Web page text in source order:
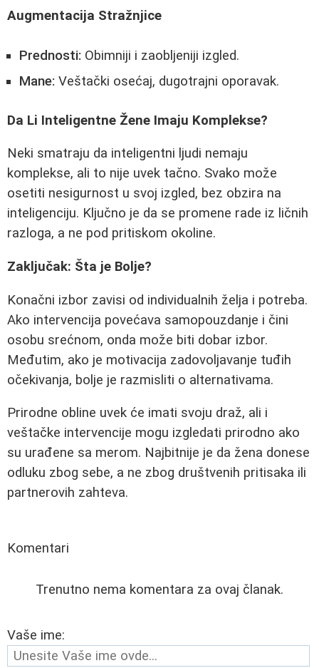
Augmentacija Stražnjice
Prednosti: Obimniji i zaobljeniji izgled.
Mane: Veštački osećaj, dugotrajni oporavak.
Da Li Inteligentne Žene Imaju Komplekse?
Neki smatraju da inteligentni ljudi nemaju
komplekse, ali to nije uvek tačno. Svako može
osetiti nesigurnost u svoj izgled, bez obzira na
inteligenciju. Ključno je da se promene rade iz ličnih
razloga, a ne pod pritiskom okoline.
Zaključak: Šta je Bolje?
Konačni izbor zavisi od individualnih želja i potreba.
Ako intervencija povećava samopouzdanje i čini
osobu srećnom, onda može biti dobar izbor.
Međutim, ako je motivacija zadovoljavanje tuđih
očekivanja, bolje je razmisliti o alternativama.
Prirodne obline uvek će imati svoju draž, ali i
veštačke intervencije mogu izgledati prirodno ako
su urađene sa merom. Najbitnije je da žena donese
odluku zbog sebe, a ne zbog društvenih pritisaka ili
partnerovih zahteva.
Komentari
Trenutno nema komentara za ovaj članak.
Vaše ime: